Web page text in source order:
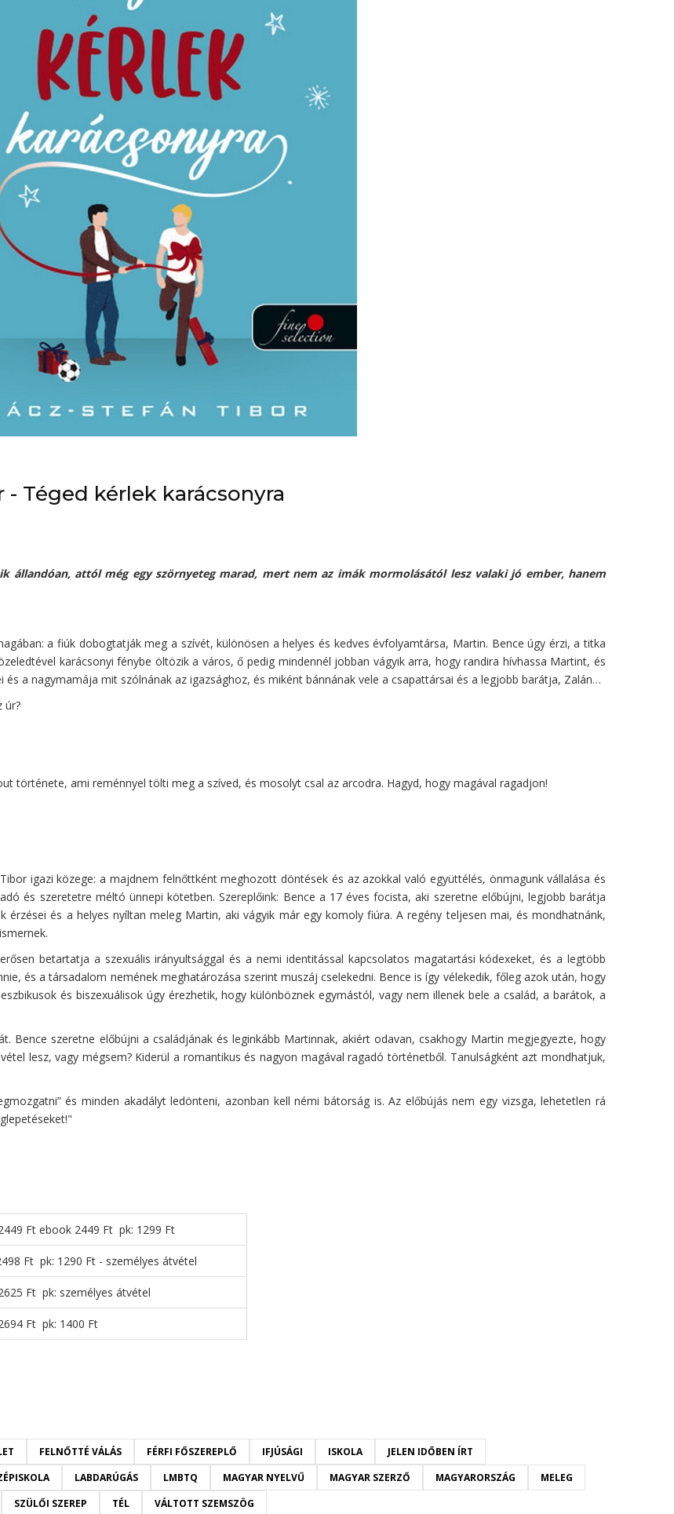
- Téged kérlek karácsonyra
állandóan, attól még egy szörnyeteg marad, mert nem az imák mormolásától lesz valaki jó ember, hanem
a fiúk dobogtatják meg a szívét, különösen a helyes és kedves évfolyamtársa, Martin. Bence úgy érzi, a titka
karácsonyi fénybe öltözik a város, ő pedig mindennél jobban vágyik arra, hogy randira hívhassa Martint, és
a nagymamája mit szólnának az igazsághoz, és miként bánnának vele a csapattársai és a legjobb barátja, Zalán…
úr?
története, ami reménnyel tölti meg a szíved, és mosolyt csal az arcodra. Hagyd, hogy magával ragadjon!
igazi közege: a majdnem felnőttként meghozott döntések és az azokkal való együttélés, önmagunk vállalása és
és szeretetre méltó ünnepi kötetben. Szereplőink: Bence a 17 éves focista, aki szeretne előbújni, legjobb barátja
érzései és a helyes nyíltan meleg Martin, aki vágyik már egy komoly fiúra. A regény teljesen mai, és mondhatnánk,
betartatja a szexuális irányultsággal és a nemi identitással kapcsolatos magatartási kódexeket, és a legtöbb
és a társadalom nemének meghatározása szerint muszáj cselekedni. Bence is így vélekedik, főleg azok után, hogy
és biszexuálisok úgy érezhetik, hogy különböznek egymástól, vagy nem illenek bele a család, a barátok, a
Bence szeretne előbújni a családjának és leginkább Martinnak, akiért odavan, csakhogy Martin megjegyezte, hogy
lesz, vagy mégsem? Kiderül a romantikus és nagyon magával ragadó történetből. Tanulságként azt mondhatjuk,
és minden akadályt ledönteni, azonban kell némi bátorság is. Az előbújás nem egy vizsga, lehetetlen rá
Ft ebook 2449 Ft pk: 1299 Ft
Ft pk: 1290 Ft - személyes átvétel
Ft pk: személyes átvétel
Ft pk: 1400 Ft
FELNŐTTÉ VÁLÁS FÉRFI FŐSZEREPLŐ IFJÚSÁGI ISKOLA
JELEN IDŐBEN ÍRT
LABDARÚGÁS LMBTQ MAGYAR NYELVŰ MAGYAR SZERZŐ MAGYARORSZÁG
MELEG
SZÜLŐI SZEREP TÉL VÁLTOTT SZEMSZÖG